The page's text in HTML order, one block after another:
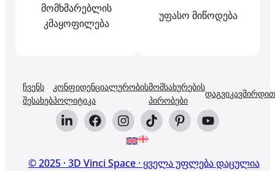
მომხმარებლის
კმაყოფილება
უფასო მიწოდება
ჩვენს
შესახებ
კონფიდენციალურობის
პოლიტიკა
მომსახურების
პირობები
© 2025 · 3D Vinci Space · ყველა უფლება დაცულია